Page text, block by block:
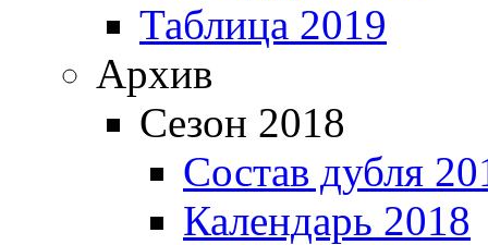
Таблица 2019
Архив
Сезон 2018
Состав дубля
Календарь 2018